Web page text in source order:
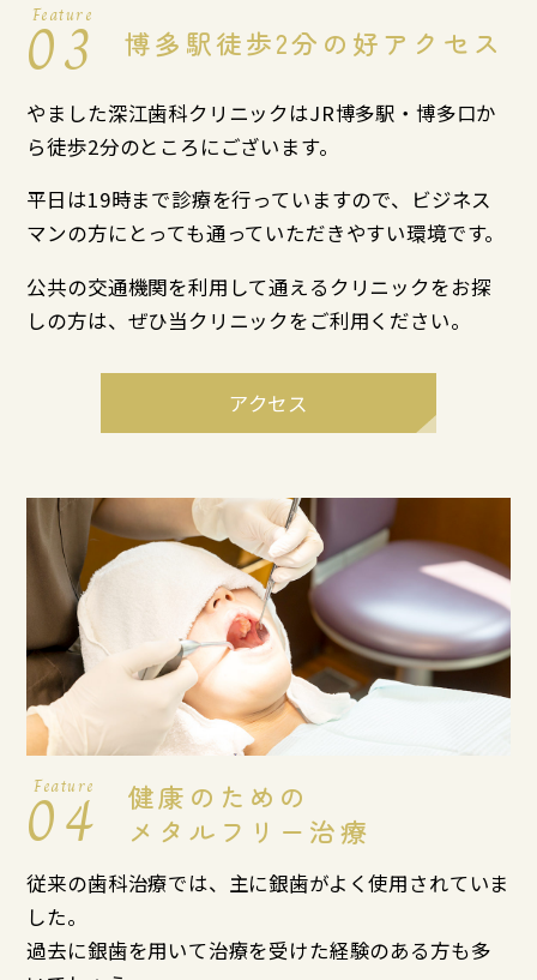
Feature
03 博多駅徒歩2分の好アクセス
やました深江歯科クリニックはJR博多駅・博多口か
ら徒歩2分のところにございます。
平日は19時まで診療を行っていますので、ビジネス
マンの方にとっても通っていただきやすい環境です。
公共の交通機関を利用して通えるクリニックをお探
しの方は、ぜひ当クリニックをご利用ください。
アクセス
Feature
04
健康のための
メタルフリー治療
従来の歯科治療では、主に銀歯がよく使用されていま
した。
過去に銀歯を用いて治療を受けた経験のある方も多